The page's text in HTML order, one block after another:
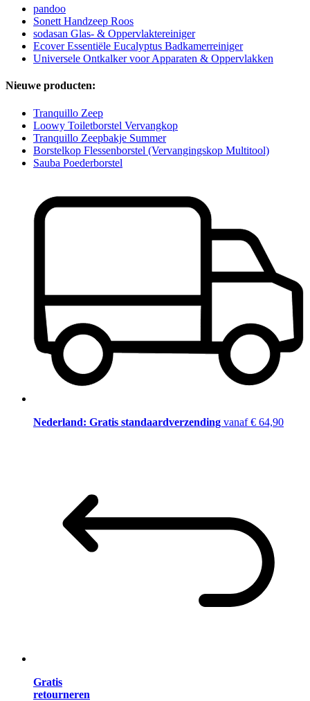
pandoo
Sonett Handzeep Roos
sodasan Glas- & Oppervlaktereiniger
Ecover Essentiële Eucalyptus Badkamerreiniger
Universele Ontkalker voor Apparaten & Oppervlakken
Nieuwe producten:
Tranquillo Zeep
Loowy Toiletborstel Vervangkop
Tranquillo Zeepbakje Summer
Borstelkop Flessenborstel (Vervangingskop Multitool)
Sauba Poederborstel
Nederland: Gratis standaardverzending vanaf € 64,90
Gratis
retourneren